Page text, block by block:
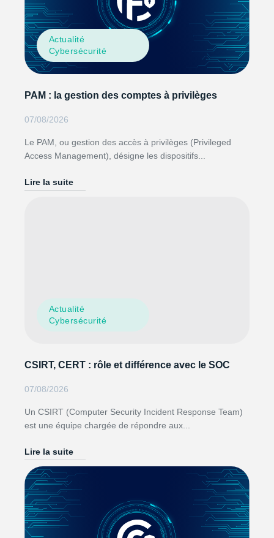
Actualité
Cybersécurité
PAM : la gestion des comptes à privilèges
07/08/2026
Le PAM, ou gestion des accès à privilèges (Privileged
Access Management), désigne les dispositifs...
Lire la suite
Actualité
Cybersécurité
CSIRT, CERT : rôle et différence avec le SOC
07/08/2026
Un CSIRT (Computer Security Incident Response Team)
est une équipe chargée de répondre aux...
Lire la suite